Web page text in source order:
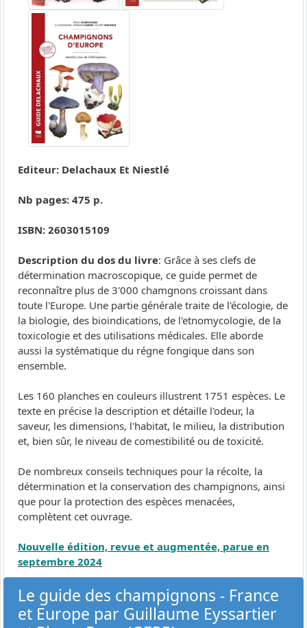
Editeur: Delachaux Et Niestlé
Nb pages: 475 p.
ISBN: 2603015109
Description du dos du livre: Grâce à ses clefs de
détermination macroscopique, ce guide permet de
reconnaître plus de 3'000 chamgnons croissant dans
toute l'Europe. Une partie générale traite de l'écologie, de
la biologie, des bioindications, de l'etnomycologie, de la
toxicologie et des utilisations médicales. Elle aborde
aussi la systématique du régne fongique dans son
ensemble.
Les 160 planches en couleurs illustrent 1751 espèces. Le
texte en précise la description et détaille l'odeur, la
saveur, les dimensions, l'habitat, le milieu, la distribution
et, bien sûr, le niveau de comestibilité ou de toxicité.
De nombreux conseils techniques pour la récolte, la
détermination et la conservation des champignons, ainsi
que pour la protection des espèces menacées,
complètent cet ouvrage.
Nouvelle édition, revue et augmentée, parue en
septembre 2024
Le guide des champignons - France
et Europe par Guillaume Eyssartier